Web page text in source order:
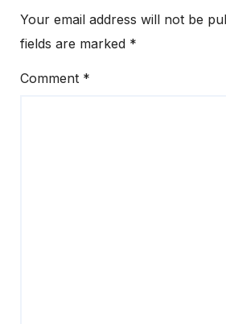
Your email address will not be
fields are marked *
Comment *